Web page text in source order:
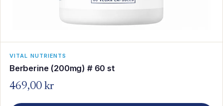
VITAL NUTRIENTS
Berberine (200mg) # 60 st
469,00 kr